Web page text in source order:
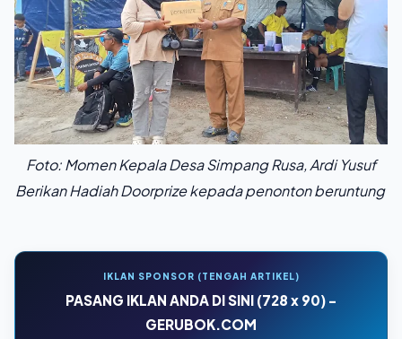
Foto: Momen Kepala Desa Simpang Rusa, Ardi Yusuf
Berikan Hadiah Doorprize kepada penonton beruntung
IKLAN SPONSOR (TENGAH ARTIKEL)
PASANG IKLAN ANDA DI SINI (728 x 90) -
GERUBOK.COM